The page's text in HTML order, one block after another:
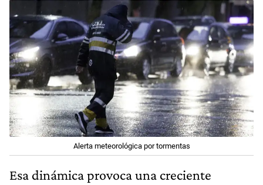
Alerta meteorológica por tormentas
Esa dinámica provoca una creciente